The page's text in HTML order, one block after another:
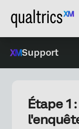
Support
Étape 1